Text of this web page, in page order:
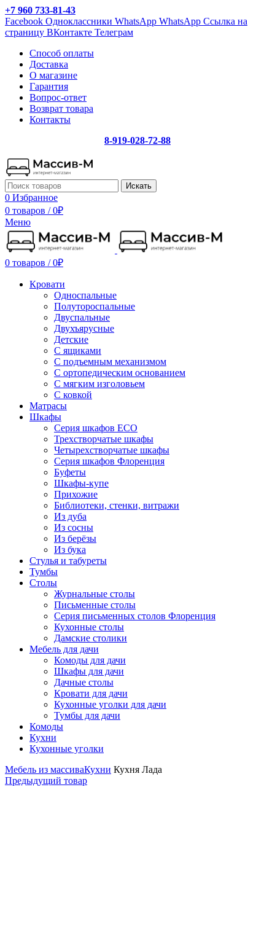
+7 960 733-81-43
Facebook Одноклассники WhatsApp WhatsApp Ссылка на
страницу ВКонтакте Телеграм
Способ оплаты
Доставка
О магазине
Гарантия
Вопрос-ответ
Возврат товара
Контакты
8-919-028-72-88
Искать
0 Избранное
0 товаров / 0₽
Меню
0 товаров / 0₽
Кровати
Односпальные
Полутороспальные
Двуспальные
Двухъярусные
Детские
С ящиками
С подъемным механизмом
С ортопедическим основанием
С мягким изголовьем
С ковкой
Матрасы
Шкафы
Серия шкафов ECO
Трехстворчатые шкафы
Четырехстворчатые шкафы
Серия шкафов Флоренция
Буфеты
Шкафы-купе
Прихожие
Библиотеки, стенки, витражи
Из дуба
Из сосны
Из берёзы
Из бука
Стулья и табуреты
Тумбы
Столы
Журнальные столы
Письменные столы
Серия письменных столов Флоренция
Кухонные столы
Дамские столики
Мебель для дачи
Комоды для дачи
Шкафы для дачи
Дачные столы
Кровати для дачи
Кухонные уголки для дачи
Тумбы для дачи
Комоды
Кухни
Кухонные уголки
Мебель из массиваКухни Кухня Лада
Предыдущий товар